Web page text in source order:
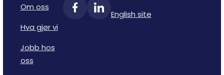
Om oss
Hva gjør vi
Jobb hos
oss
English site